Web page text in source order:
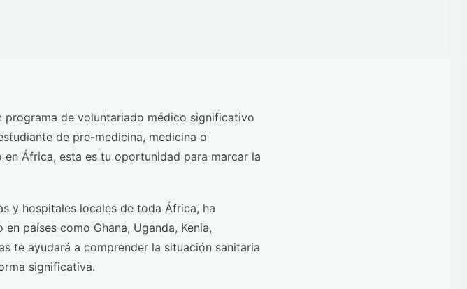
programa de voluntariado médico significativo
de pre-medicina, medicina o
África, esta es tu oportunidad para marcar la
y hospitales locales de toda África, ha
países como Ghana, Uganda, Kenia,
te ayudará a comprender la situación sanitaria
significativa.